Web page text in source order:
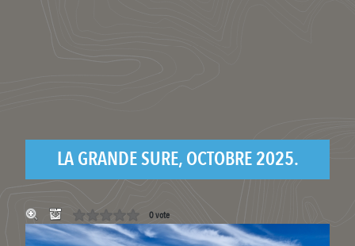
LA GRANDE SURE, OCTOBRE 2025.
0 vote